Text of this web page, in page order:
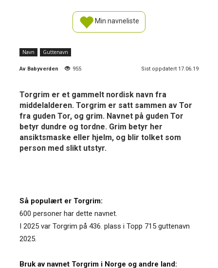
Min navneliste
Navn Guttenavn
Av Babyverden 955 Sist oppdatert 17.06.19
Torgrim er et gammelt nordisk navn fra
middelalderen. Torgrim er satt sammen av Tor
fra guden Tor, og grim. Navnet på guden Tor
betyr dundre og tordne. Grim betyr her
ansiktsmaske eller hjelm, og blir tolket som
person med slikt utstyr.
Så populært er Torgrim:
600 personer har dette navnet.
I 2025 var Torgrim på 436. plass i Topp 715 guttenavn
2025.
Bruk av navnet Torgrim i Norge og andre land: